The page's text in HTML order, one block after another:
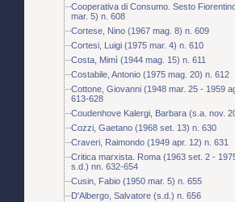
Cooperativa di Consumo. Sesto
mar. 5) n. 608
Cortese, Nino (1967 mag. 8) n. 609
Cortesi, Luigi (1975 mar. 4) n. 610
Costa, Mimì (1944 mag. 15) n. 611
Costabile, Antonio (1975 mag. 20) n. 612
Cottone, Giovanni (1948 mar. 25 - 1959
613-628
Coudenhove Kalergi, Barbara (s.a. nov.
Cozzi, Gaetano (1968 set. 13) n. 630
Craveri, Raimondo (1949 apr. 12) n. 631
Critica marxista. Roma (1963 set. 2 -
s.d.) nn. 632-654
Cusin, Fabio (1950 mar. 5) n. 655
D'Albergo, Salvatore (s.d.) n. 656